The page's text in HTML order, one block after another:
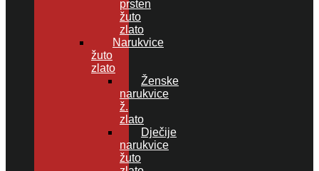
prsten
žuto
zlato
Narukvice
žuto
zlato
Ženske
narukvice
ž.
zlato
Dječije
narukvice
žuto